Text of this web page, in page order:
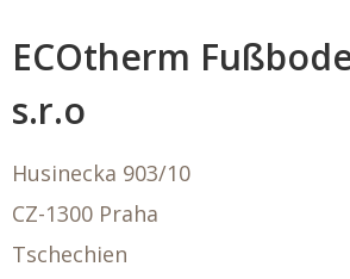
ECOtherm
s.r.o
Husinecka 903/10
CZ-1300 Praha
Tschechien